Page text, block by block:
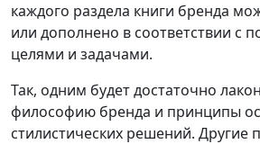
каждого раздела книги бренда
или дополнено в соответствии с
целями и задачами.
Так, одним будет достаточно
философию бренда и принципы
стилистических решений. Другие